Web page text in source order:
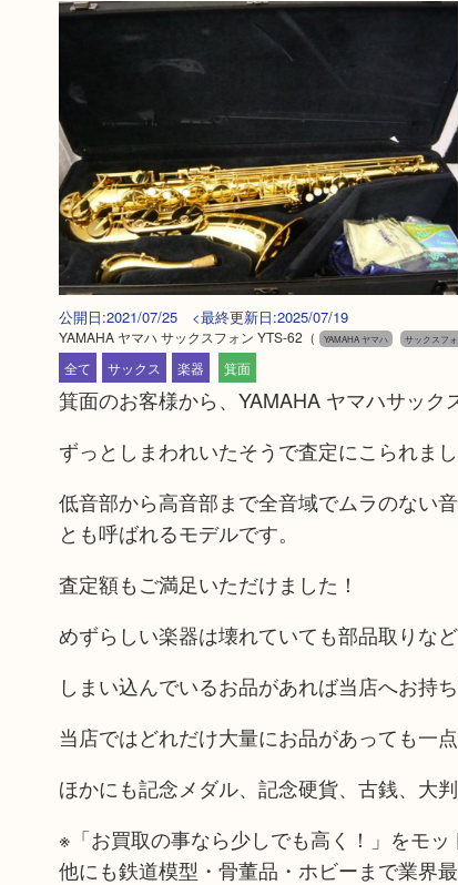
公開日:2021/07/25 <最終更新日:2025/07/19
YAMAHA ヤマハ サックスフォン YTS-62 （ YAMAHA ヤマハ サックスフ
全て
サックス 楽器 箕面
箕面のお客様から、YAMAHA ヤマハサック
ずっとしまわれいたそうで査定にこられまし
低音部から高音部まで全音域でムラのない
とも呼ばれるモデルです。
査定額もご満足いただけました！
めずらしい楽器は壊れていても部品取りな
しまい込んでいるお品があれば当店へお持ち
当店ではどれだけ大量にお品があっても一
ほかにも記念メダル、記念硬貨、古銭、大
※「お買取の事なら少しでも高く！」をモ
他にも鉄道模型・骨董品・ホビーまで業界